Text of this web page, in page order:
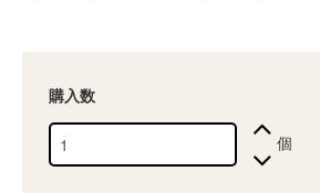
購入数
個